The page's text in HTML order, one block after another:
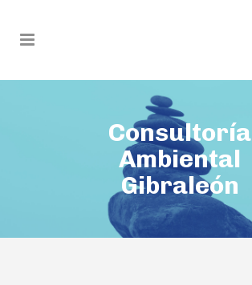
Consultoría
Ambiental
Gibraleón